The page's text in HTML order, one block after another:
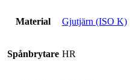
Material Gjutjärn (ISO K)
Spånbrytare HR